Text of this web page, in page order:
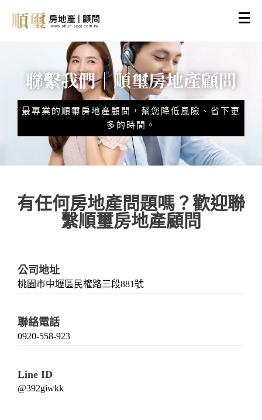
聯繫我們│順璽房地產顧問
最專業的順璽房地產顧問，幫您降低風險、省下更
多的時間。
有任何房地產問題嗎？歡迎聯
繫順璽房地產顧問
公司地址
桃園市中壢區民權路三段881號
聯絡電話
0920-558-923
Line ID
@392giwkk